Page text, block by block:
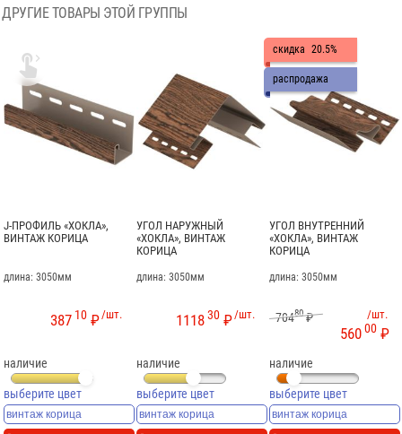
ДРУГИЕ ТОВАРЫ ЭТОЙ ГРУППЫ
J-ПРОФИЛЬ «ХОКЛА»,
ВИНТАЖ КОРИЦА
длина: 3050мм
/шт.
387 10 ₽
наличие
выберите цвет
УГОЛ НАРУЖНЫЙ
«ХОКЛА», ВИНТАЖ
КОРИЦА
длина: 3050мм
/шт.
111830 ₽
наличие
выберите цвет
скидка 20.5%
распродажа
УГОЛ ВНУТРЕННИЙ
«ХОКЛА», ВИНТАЖ
КОРИЦА
длина: 3050мм
70480₽ /шт.
56000 ₽
наличие
выберите цвет
